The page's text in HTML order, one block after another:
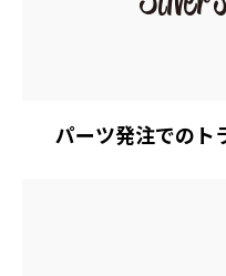
パーツ発注でのト